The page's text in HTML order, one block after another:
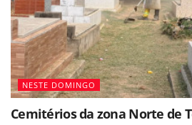
NESTE DOMINGO
Cemitérios da zona Norte de